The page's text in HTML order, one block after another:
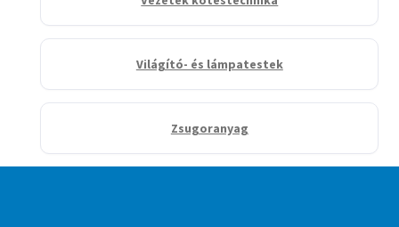
Világító- és lámpatestek
Zsugoranyag